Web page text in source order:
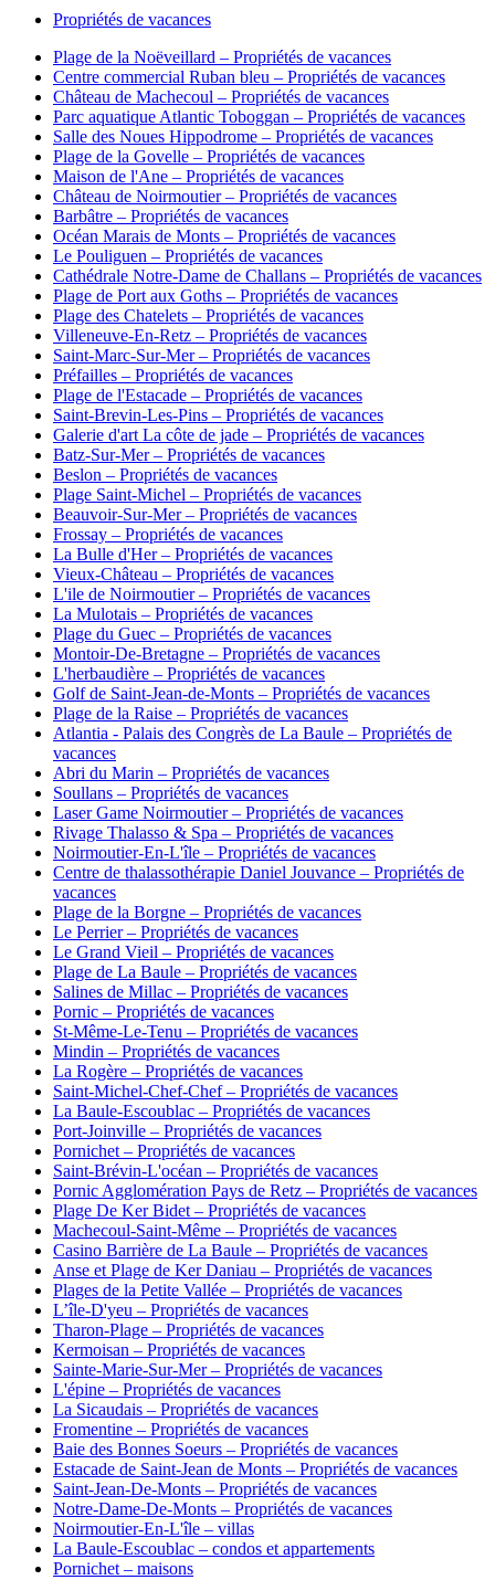
Propriétés de vacances
Plage de la Noëveillard – Propriétés de vacances
Centre commercial Ruban bleu – Propriétés de vacances
Château de Machecoul – Propriétés de vacances
Parc aquatique Atlantic Toboggan – Propriétés de vacances
Salle des Noues Hippodrome – Propriétés de vacances
Plage de la Govelle – Propriétés de vacances
Maison de l'Ane – Propriétés de vacances
Château de Noirmoutier – Propriétés de vacances
Barbâtre – Propriétés de vacances
Océan Marais de Monts – Propriétés de vacances
Le Pouliguen – Propriétés de vacances
Cathédrale Notre-Dame de Challans – Propriétés de vacances
Plage de Port aux Goths – Propriétés de vacances
Plage des Chatelets – Propriétés de vacances
Villeneuve-En-Retz – Propriétés de vacances
Saint-Marc-Sur-Mer – Propriétés de vacances
Préfailles – Propriétés de vacances
Plage de l'Estacade – Propriétés de vacances
Saint-Brevin-Les-Pins – Propriétés de vacances
Galerie d'art La côte de jade – Propriétés de vacances
Batz-Sur-Mer – Propriétés de vacances
Beslon – Propriétés de vacances
Plage Saint-Michel – Propriétés de vacances
Beauvoir-Sur-Mer – Propriétés de vacances
Frossay – Propriétés de vacances
La Bulle d'Her – Propriétés de vacances
Vieux-Château – Propriétés de vacances
L'ile de Noirmoutier – Propriétés de vacances
La Mulotais – Propriétés de vacances
Plage du Guec – Propriétés de vacances
Montoir-De-Bretagne – Propriétés de vacances
L'herbaudière – Propriétés de vacances
Golf de Saint-Jean-de-Monts – Propriétés de vacances
Plage de la Raise – Propriétés de vacances
Atlantia - Palais des Congrès de La Baule – Propriétés de
vacances
Abri du Marin – Propriétés de vacances
Soullans – Propriétés de vacances
Laser Game Noirmoutier – Propriétés de vacances
Rivage Thalasso & Spa – Propriétés de vacances
Noirmoutier-En-L'île – Propriétés de vacances
Centre de thalassothérapie Daniel Jouvance – Propriétés de
vacances
Plage de la Borgne – Propriétés de vacances
Le Perrier – Propriétés de vacances
Le Grand Vieil – Propriétés de vacances
Plage de La Baule – Propriétés de vacances
Salines de Millac – Propriétés de vacances
Pornic – Propriétés de vacances
St-Même-Le-Tenu – Propriétés de vacances
Mindin – Propriétés de vacances
La Rogère – Propriétés de vacances
Saint-Michel-Chef-Chef – Propriétés de vacances
La Baule-Escoublac – Propriétés de vacances
Port-Joinville – Propriétés de vacances
Pornichet – Propriétés de vacances
Saint-Brévin-L'océan – Propriétés de vacances
Pornic Agglomération Pays de Retz – Propriétés de vacances
Plage De Ker Bidet – Propriétés de vacances
Machecoul-Saint-Même – Propriétés de vacances
Casino Barrière de La Baule – Propriétés de vacances
Anse et Plage de Ker Daniau – Propriétés de vacances
Plages de la Petite Vallée – Propriétés de vacances
L’île-D'yeu – Propriétés de vacances
Tharon-Plage – Propriétés de vacances
Kermoisan – Propriétés de vacances
Sainte-Marie-Sur-Mer – Propriétés de vacances
L'épine – Propriétés de vacances
La Sicaudais – Propriétés de vacances
Fromentine – Propriétés de vacances
Baie des Bonnes Soeurs – Propriétés de vacances
Estacade de Saint-Jean de Monts – Propriétés de vacances
Saint-Jean-De-Monts – Propriétés de vacances
Notre-Dame-De-Monts – Propriétés de vacances
Noirmoutier-En-L'île – villas
La Baule-Escoublac – condos et appartements
Pornichet – maisons